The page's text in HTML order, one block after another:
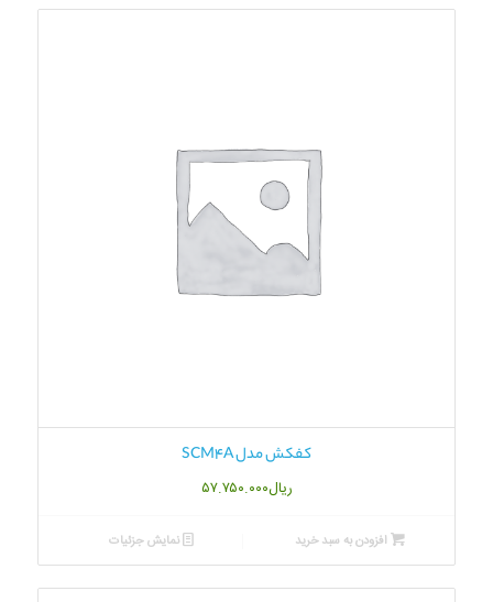
کفکش مدل SCM4A
ریال۵۷.۷۵۰.۰۰۰
افزودن به سبد خرید نمایش جزئیات